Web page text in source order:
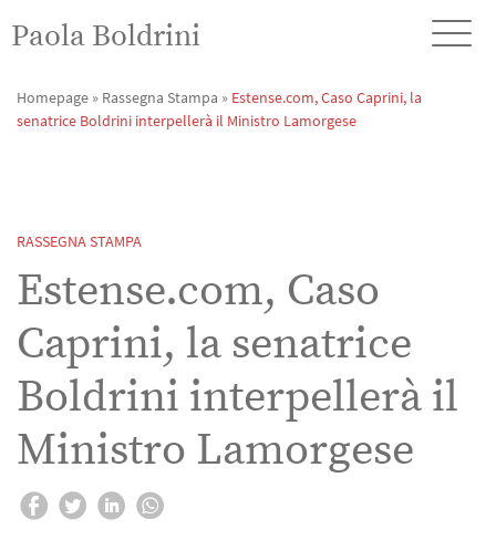
Paola Boldrini
Homepage » Rassegna Stampa » Estense.com, Caso Caprini, la
senatrice Boldrini interpellerà il Ministro Lamorgese
RASSEGNA STAMPA
Estense.com, Caso
Caprini, la senatrice
Boldrini interpellerà il
Ministro Lamorgese